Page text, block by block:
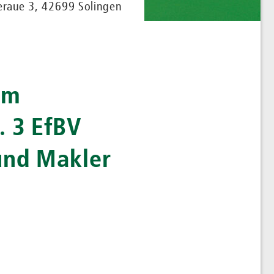
3, 42699 Solingen
3 EfBV
Makler